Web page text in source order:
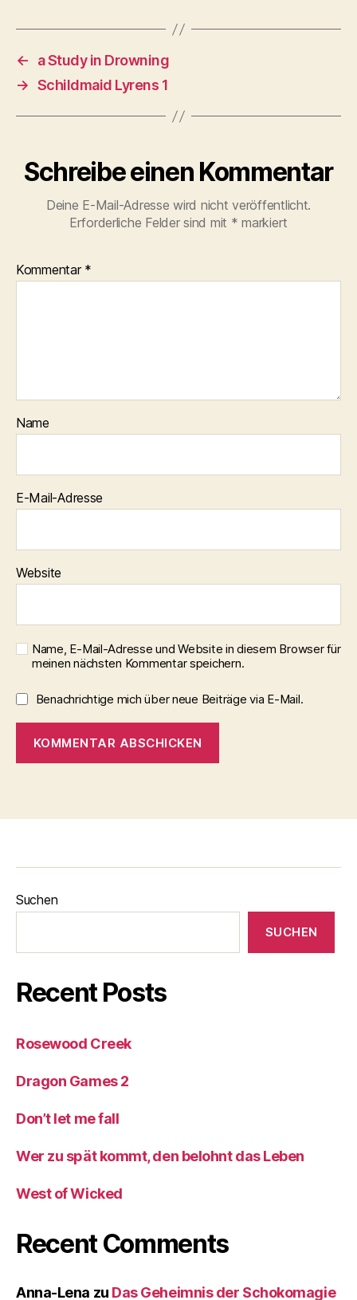
←
a Study in Drowning
→ Schildmaid Lyrens 1
Schreibe einen Kommentar
Deine E-Mail-Adresse wird nicht veröffentlicht.
Erforderliche Felder sind mit * markiert
Kommentar *
Name
E-Mail-Adresse
Website
Name, E-Mail-Adresse und Website in diesem Browser für
meinen nächsten Kommentar speichern.
Benachrichtige mich über neue Beiträge via E-Mail.
Suchen
SUCHEN
Recent Posts
Rosewood Creek
Dragon Games 2
Don’t let me fall
Wer zu spät kommt, den belohnt das Leben
West of Wicked
Recent Comments
Anna-Lena zu Das Geheimnis der Schokomagie